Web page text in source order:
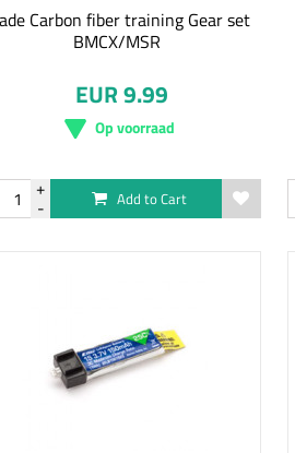
Carbon fiber training Gear set
BMCX/MSR
EUR 9.99
Op voorraad
Add to Cart